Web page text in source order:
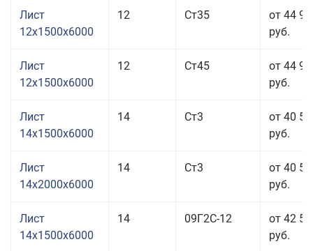
Лист
12x1500x6000
12 Ст35
от 44
руб.
Лист
12x1500x6000
12 Ст45
от 44
руб.
Лист
14x1500x6000
14 Ст3
от 40
руб.
Лист
14x2000x6000
14 Ст3
от 40
руб.
Лист
14x1500x6000
14 09Г2С-12
от 42
руб.